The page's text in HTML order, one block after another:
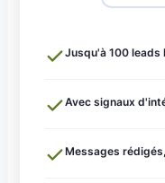
Jusqu'à 100 leads
Avec signaux
Messages